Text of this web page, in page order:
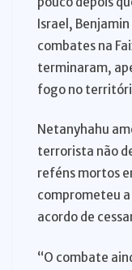
Israel,
combates na
terminaram,
fogo no
Netanyhahu
terrorista não
reféns mortos
comprometeu
acordo de
“O combate